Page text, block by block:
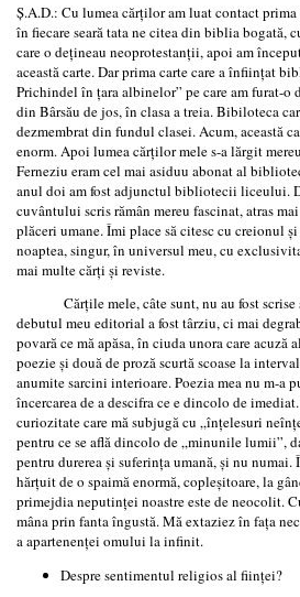
Ş.A.D.: Cu lumea cărţilor am luat contact prima
în fiecare seară tata ne citea din biblia bogată,
care o deţineau neoprotestanţii, apoi am
această carte. Dar prima carte care a înfiinţat
Prichindel în ţara albinelor” pe care am furat-
din Bârsău de jos, în clasa a treia. Bibiloteca
dezmembrat din fundul clasei. Acum, această
enorm. Apoi lumea cărţilor mele s-a lărgit
Ferneziu eram cel mai asiduu abonat al
anul doi am fost adjunctul bibliotecii liceului.
cuvântului scris rămân mereu fascinat, atras
plăceri umane. Îmi place să citesc cu creionul
noaptea, singur, în universul meu, cu
mai multe cărţi şi reviste.
Cărţile mele, câte sunt, nu au fost scrise
debutul meu editorial a fost târziu, ci mai
povară ce mă apăsa, în ciuda unora care acuză
poezie şi două de proză scurtă scoase la
anumite sarcini interioare. Poezia mea nu m-a
încercarea de a descifra ce e dincolo de
curiozitate care mă subjugă cu „înţelesuri
pentru ce se află dincolo de „minunile lumii”,
pentru durerea şi suferinţa umană, şi nu numai.
hărţuit de o spaimă enormă, copleşitoare, la
primejdia neputinţei noastre este de neocolit.
mâna prin fanta îngustă. Mă extaziez în faţa
a apartenenţei omului la infinit.
Despre sentimentul religios al fiinţei?